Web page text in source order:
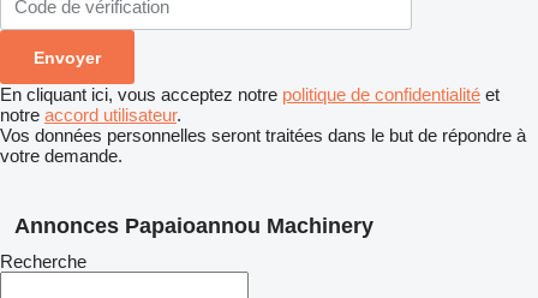
En cliquant ici, vous acceptez notre politique de confidentialité et
notre accord utilisateur.
Vos données personnelles seront traitées dans le but de répondre à
votre demande.
Annonces Papaioannou Machinery
Recherche